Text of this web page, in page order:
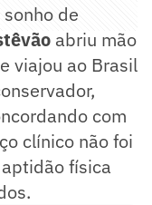
de
abriu mão
viajou ao Brasil
com
clínico não foi
física